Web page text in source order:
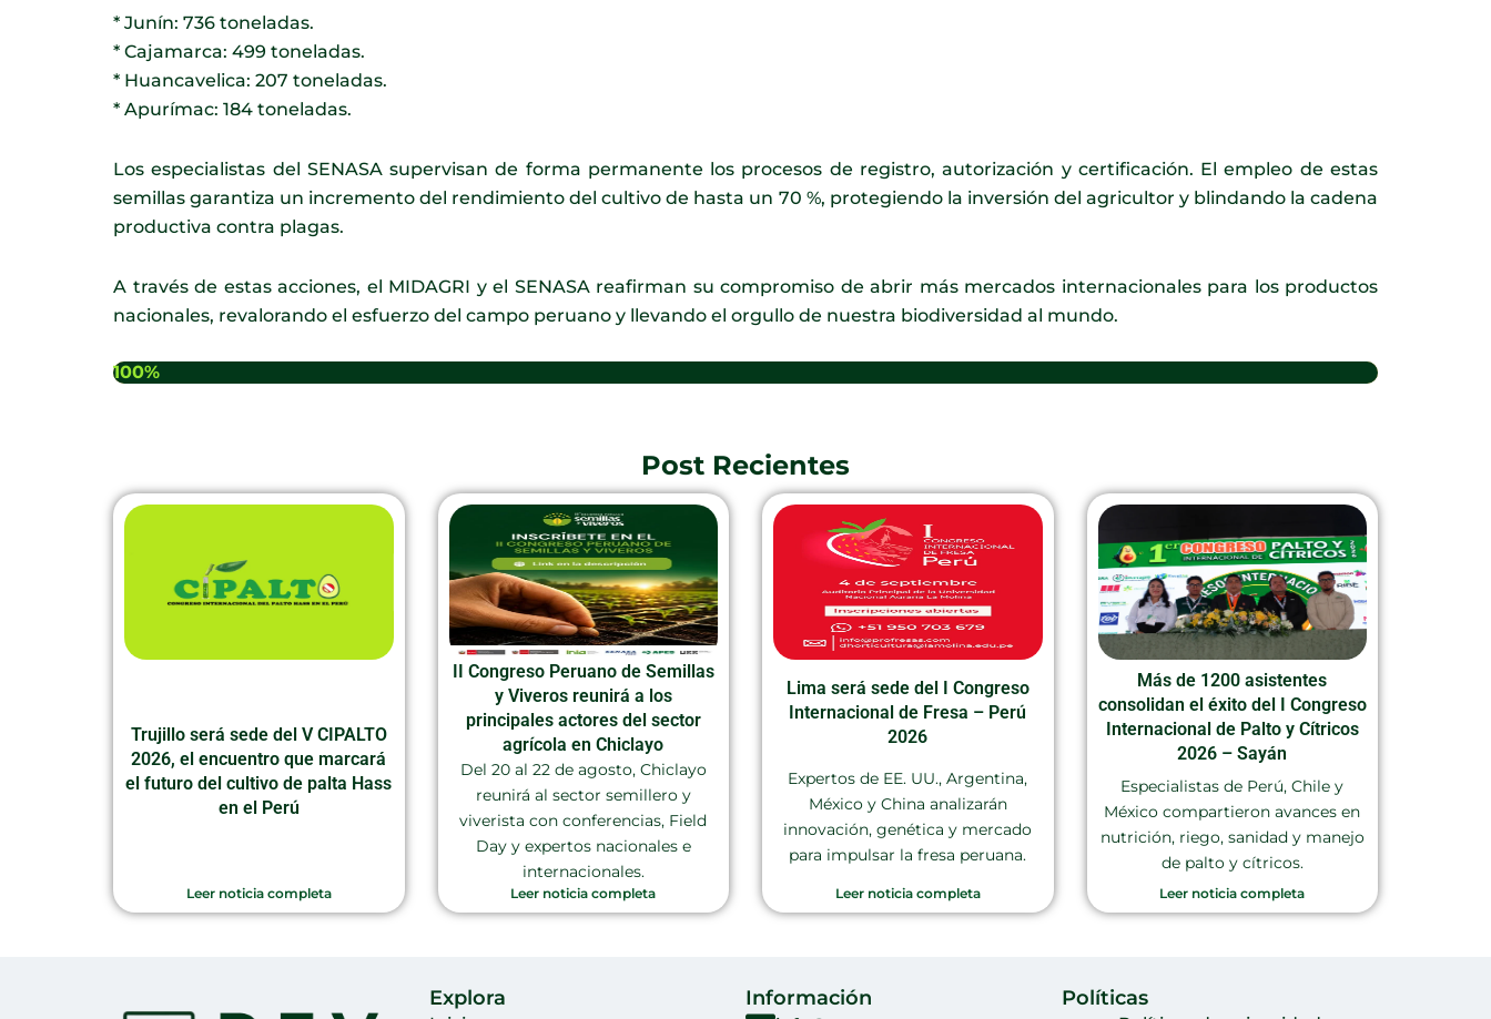
* Junín: 736 toneladas.
* Cajamarca: 499 toneladas.
* Huancavelica: 207 toneladas.
* Apurímac: 184 toneladas.
Los especialistas del SENASA supervisan de forma permanente los procesos de registro, autorización y certificación. El empleo de estas
semillas garantiza un incremento del rendimiento del cultivo de hasta un 70 %, protegiendo la inversión del agricultor y blindando la cadena
productiva contra plagas.
A través de estas acciones, el MIDAGRI y el SENASA reafirman su compromiso de abrir más mercados internacionales para los productos
nacionales, revalorando el esfuerzo del campo peruano y llevando el orgullo de nuestra biodiversidad al mundo.
100%
Post Recientes
Trujillo será sede del V CIPALTO
2026, el encuentro que marcará
el futuro del cultivo de palta Hass
en el Perú
Leer noticia completa
II Congreso Peruano de Semillas
y Viveros reunirá a los
principales actores del sector
agrícola en Chiclayo
Del 20 al 22 de agosto, Chiclayo
reunirá al sector semillero y
viverista con conferencias, Field
Day y expertos nacionales e
internacionales.
Leer noticia completa
Lima será sede del I Congreso
Internacional de Fresa – Perú
2026
Expertos de EE. UU., Argentina,
México y China analizarán
innovación, genética y mercado
para impulsar la fresa peruana.
Leer noticia completa
Más de 1200 asistentes
consolidan el éxito del I Congreso
Internacional de Palto y Cítricos
2026 – Sayán
Especialistas de Perú, Chile y
México compartieron avances en
nutrición, riego, sanidad y manejo
de palto y cítricos.
Leer noticia completa
Explora Información Políticas